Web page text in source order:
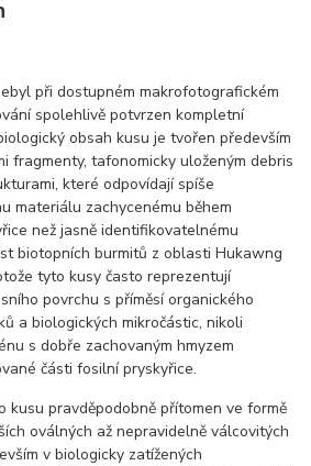
při dostupném makrofotografickém
spolehlivě potvrzen kompletní
obsah kusu je tvořen především
fragmenty, tafonomicky uloženým debris
které odpovídají spíše
materiálu zachycenému během
než jasně identifikovatelnému
biotopních burmitů z oblasti Hukawng
tyto kusy často reprezentují
povrchu s příměsí organického
a biologických mikročástic, nikoli
s dobře zachovaným hmyzem
části fosilní pryskyřice.
kusu pravděpodobně přítomen ve formě
oválných až nepravidelně válcovitých
v biologicky zatížených